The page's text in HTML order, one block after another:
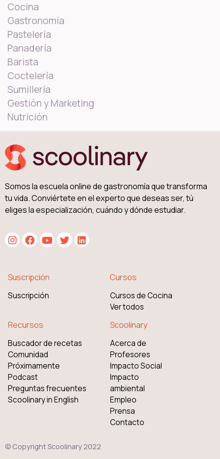
Cocina
Gastronomía
Pastelería
Panadería
Barista
Coctelería
Sumillería
Gestión y Marketing
Nutrición
Somos la escuela online de gastronomía que transforma
tu vida. Conviértete en el experto que deseas ser, tú
eliges la especialización, cuándo y dónde estudiar.
Suscripción
Suscripción
Cursos
Cursos de Cocina
Ver todos
Recursos
Buscador de recetas
Comunidad
Próximamente
Podcast
Preguntas frecuentes
Scoolinary in English
Scoolinary
Acerca de
Profesores
Impacto Social
Impacto
ambiental
Empleo
Prensa
Contacto
© Copyright Scoolinary 2022